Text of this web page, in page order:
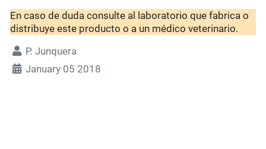
En caso de duda consulte al laboratorio que fabrica o
distribuye este producto o a un médico veterinario.
P. Junquera
January 05 2018